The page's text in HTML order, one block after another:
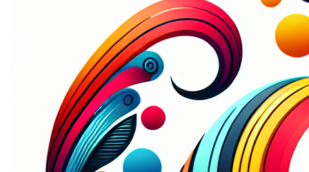
Met de domeinnaamillustratoren.be
heb je goud in
handen! Deze unieke naam biedt een directe link naar de
wereld van illustraties. Het verhoogt je
zichtbaarheid,
verbetert jeSEOen maakt jeherkenbaarvoor potentiële
klanten. Grijp deze kans om je merk te versterken!